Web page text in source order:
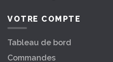
VOTRE COMPTE
Tableau de bord
Commandes